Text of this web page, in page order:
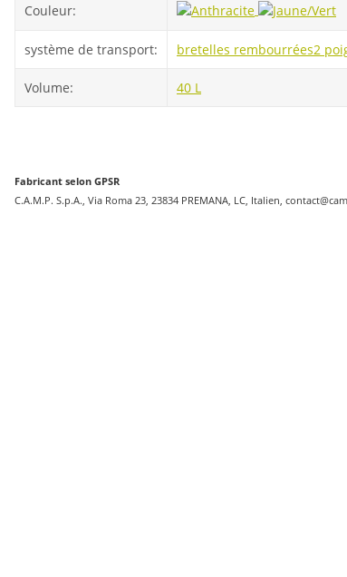
Couleur:
système de transport: bretelles rembourrées2
Volume: 40 L
Fabricant selon GPSR
C.A.M.P. S.p.A., Via Roma 23, 23834 PREMANA, LC, Italien,